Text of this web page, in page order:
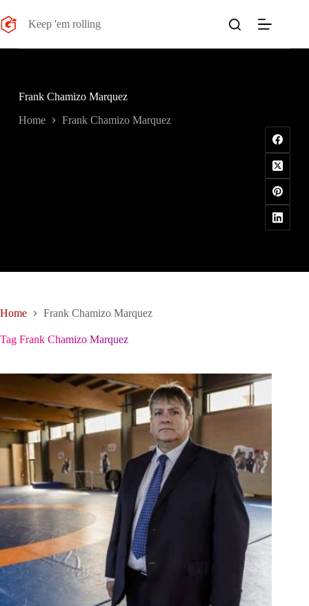
al
contenuto
Keep 'em rolling
Frank Chamizo Marquez
Home Frank Chamizo Marquez
Home Frank Chamizo Marquez
Tag Frank Chamizo Marquez